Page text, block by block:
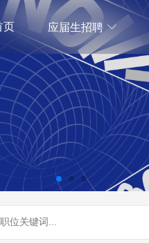
页 应届生招聘